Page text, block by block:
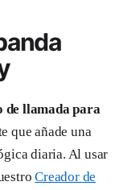
de llamada para
que añade una
diaria. Al usar
Creador de